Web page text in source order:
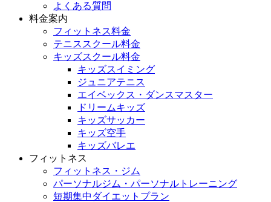
よくある質問
料金案内
フィットネス料金
テニススクール料金
キッズスクール料金
キッズスイミング
ジュニアテニス
エイベックス・ダンスマスター
ドリームキッズ
キッズサッカー
キッズ空手
キッズバレエ
フィットネス
フィットネス・ジム
パーソナルジム・パーソナルトレーニング
短期集中ダイエットプラン